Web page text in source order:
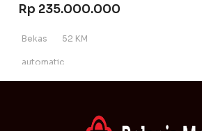
Rp 235.000.000
Bekas 52 KM
automatic